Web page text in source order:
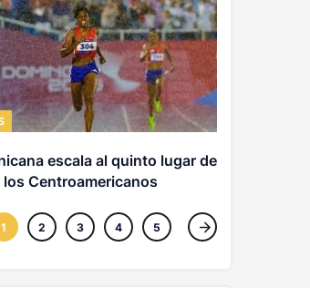
escala al quinto lugar de
los Centroamericanos
1 2 3 4 5